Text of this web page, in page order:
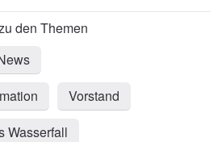
Vorstand
Wasserfall